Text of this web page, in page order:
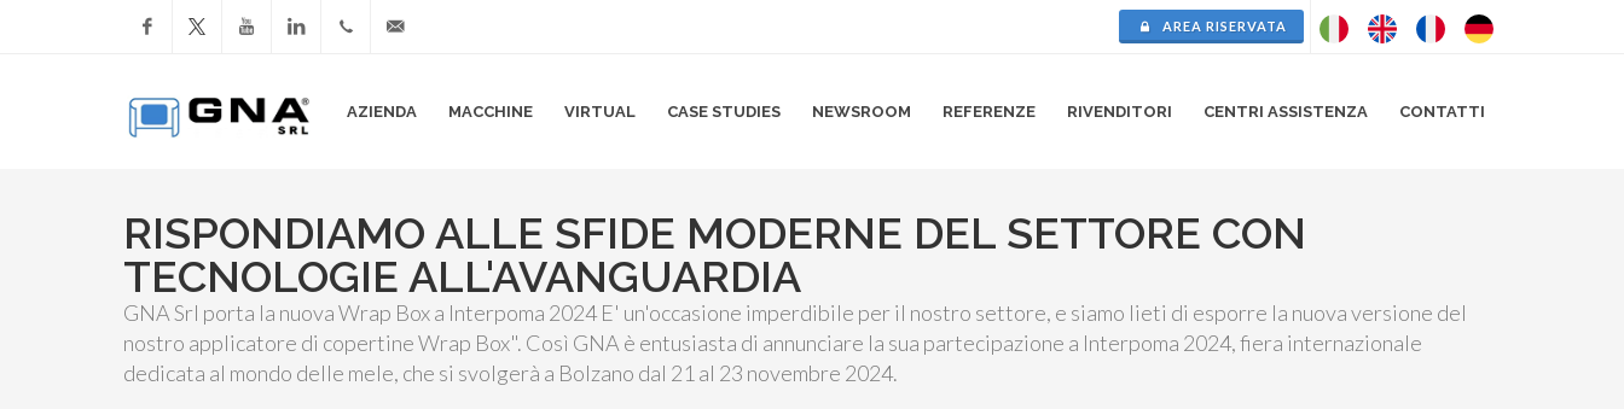
AREA RISERVATA
AZIENDA MACCHINE VIRTUAL CASE STUDIES NEWSROOM REFERENZE RIVENDITORI CENTRI ASSISTENZA CONTATTI
RISPONDIAMO ALLE SFIDE MODERNE DEL SETTORE CON
TECNOLOGIE ALL'AVANGUARDIA
GNA Srl porta la nuova Wrap Box a Interpoma 2024 E' un'occasione imperdibile per il nostro settore, e siamo lieti di esporre la nuova versione del
nostro applicatore di copertine Wrap Box". Così GNA è entusiasta di annunciare la sua partecipazione a Interpoma 2024, fiera internazionale
dedicata al mondo delle mele, che si svolgerà a Bolzano dal 21 al 23 novembre 2024.